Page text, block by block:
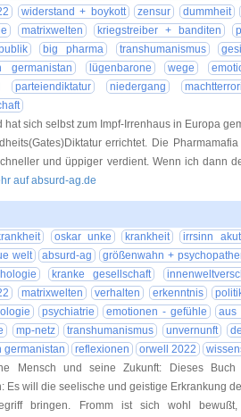
widerstand + boykott zensur
dummheit
matrixwelten kriegstreiber + banditen
big pharma transhumanismus
germanistan
lügenbarone wege
parteiendiktatur niedergang
hat sich selbst zum Impf-Irrenhaus in Europa
errichtet. Die
und üppiger verdient. Wenn ich dann
auf absurd-ag.de
oskar unke krankheit
irrsinn akut
welt
absurd-ag
größenwahn +
kranke gesellschaft
matrixwelten verhalten erkenntnis
psychiatrie emotionen - gefühle
aus
mp-netz transhumanismus unvernunft
germanistan
reflexionen orwell 2022
Mensch und seine Zukunft: Dieses
Es will die seelische und geistige Erkrankung
bringen. Fromm ist sich wohl